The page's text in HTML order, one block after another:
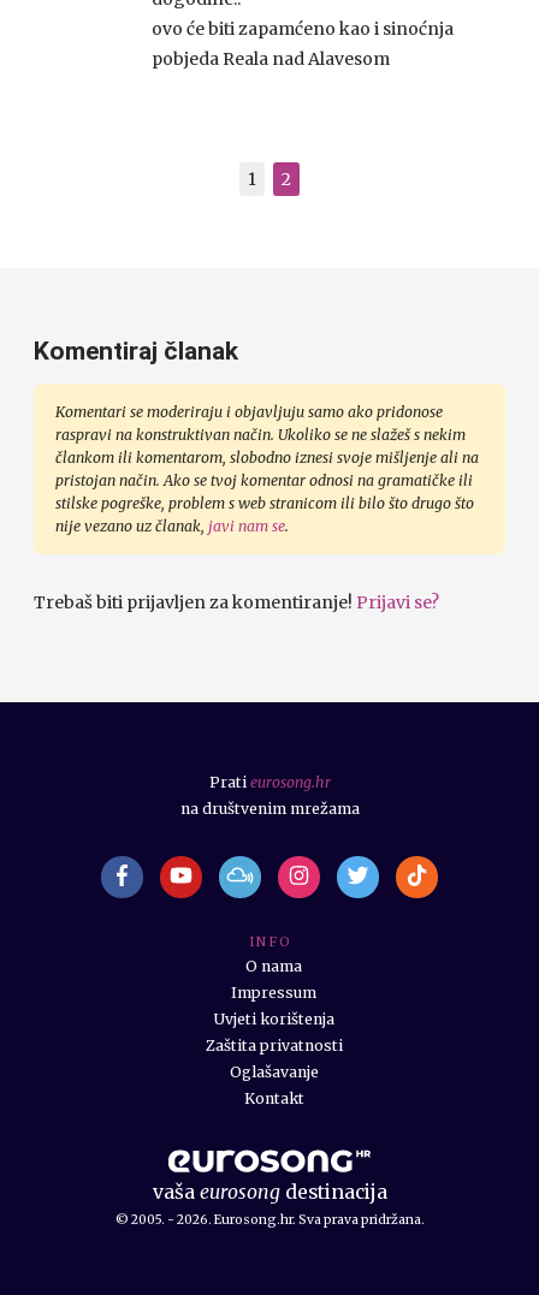
ovo će biti zapamćeno kao i sinoćnja
pobjeda Reala nad Alavesom
1 2
Komentiraj članak
Komentari se moderiraju i objavljuju samo ako pridonose
raspravi na konstruktivan način. Ukoliko se ne slažeš s nekim
člankom ili komentarom, slobodno iznesi svoje mišljenje ali na
pristojan način. Ako se tvoj komentar odnosi na gramatičke ili
stilske pogreške, problem s web stranicom ili bilo što drugo što
nije vezano uz članak, javi nam se.
Trebaš biti prijavljen za komentiranje! Prijavi se?
vaša eurosongdestinacija
© 2005. - 2026. Eurosong.hr. Sva prava pridržana.
I N F O
O nama
Impressum
Uvjeti korištenja
Zaštita privatnosti
Oglašavanje
Kontakt
Prati eurosong.hr
na društvenim mrežama